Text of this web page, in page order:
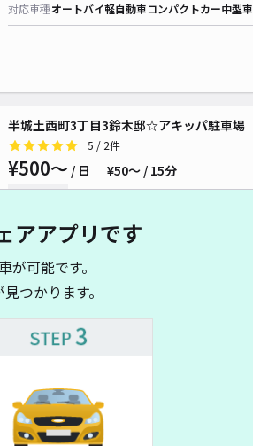
対応車種オートバイ軽自動車コンパクトカー中型車
半城土西町3丁目3鈴木邸☆アキッパ駐車場
5 / 2件
¥500〜 / 日 ¥50〜 / 15分
貸出時間 24時間営業
長さ 460cm 以下
アアプリです
可能です。
つかります。